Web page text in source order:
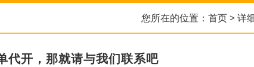
您所在的位置： 首页> 详
代开，那就请与我们联系吧